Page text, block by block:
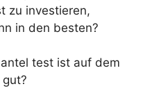
zu investieren,
in den besten?
test ist auf dem